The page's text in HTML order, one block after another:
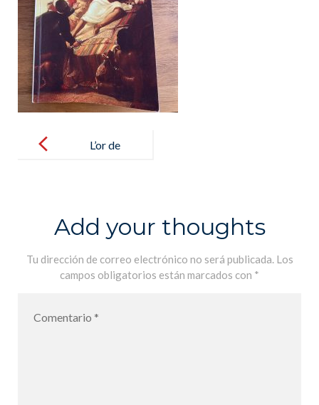
navigation
L’or de
Add your thoughts
Tu dirección de correo electrónico no será publicada. Los
campos obligatorios están marcados con *